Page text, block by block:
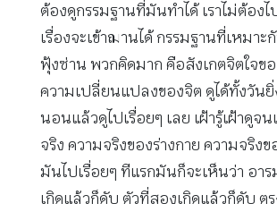
ต้องดูกรรมฐานที่มันทำได้ เราไม่ต้อง
เรื่องจะเข้าฌานได้ กรรมฐานที่เหมาะ
ฟุ้งซ่าน พวกคิดมาก คือสังเกตจิตใจขอ
ความเปลี่ยนแปลงของจิต ดูได้ทั้งวัน
นอนแล้วดูไปเรื่อยๆ เลย เฝ้ารู้เฝ้าดูจน
จริง ความจริงของร่างกาย ความจริงข
มันไปเรื่อยๆ ทีแรกมันก็จะเห็นว่า อา
เกิดแล้วก็ดับ ตัวที่สองเกิดแล้วก็ดับ ต